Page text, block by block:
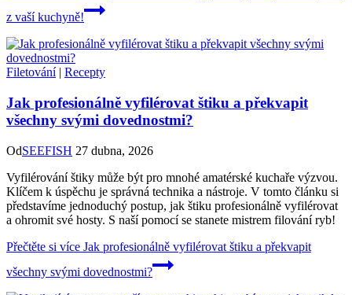
z vaší kuchyně!
Filetování| Recepty
Jak profesionálně vyfilérovat štiku a překvapit
všechny svými dovednostmi?
OdSEEFISH 27 dubna, 2026
Vyfilérování štiky může být pro mnohé amatérské kuchaře výzvou.
Klíčem k úspěchu je správná technika a nástroje. V tomto článku si
představíme jednoduchý postup, jak štiku profesionálně vyfilérovat
a ohromit své hosty. S naší pomocí se stanete mistrem filování ryb!
Přečtěte si více Jak profesionálně vyfilérovat štiku a překvapit
všechny svými dovednostmi?